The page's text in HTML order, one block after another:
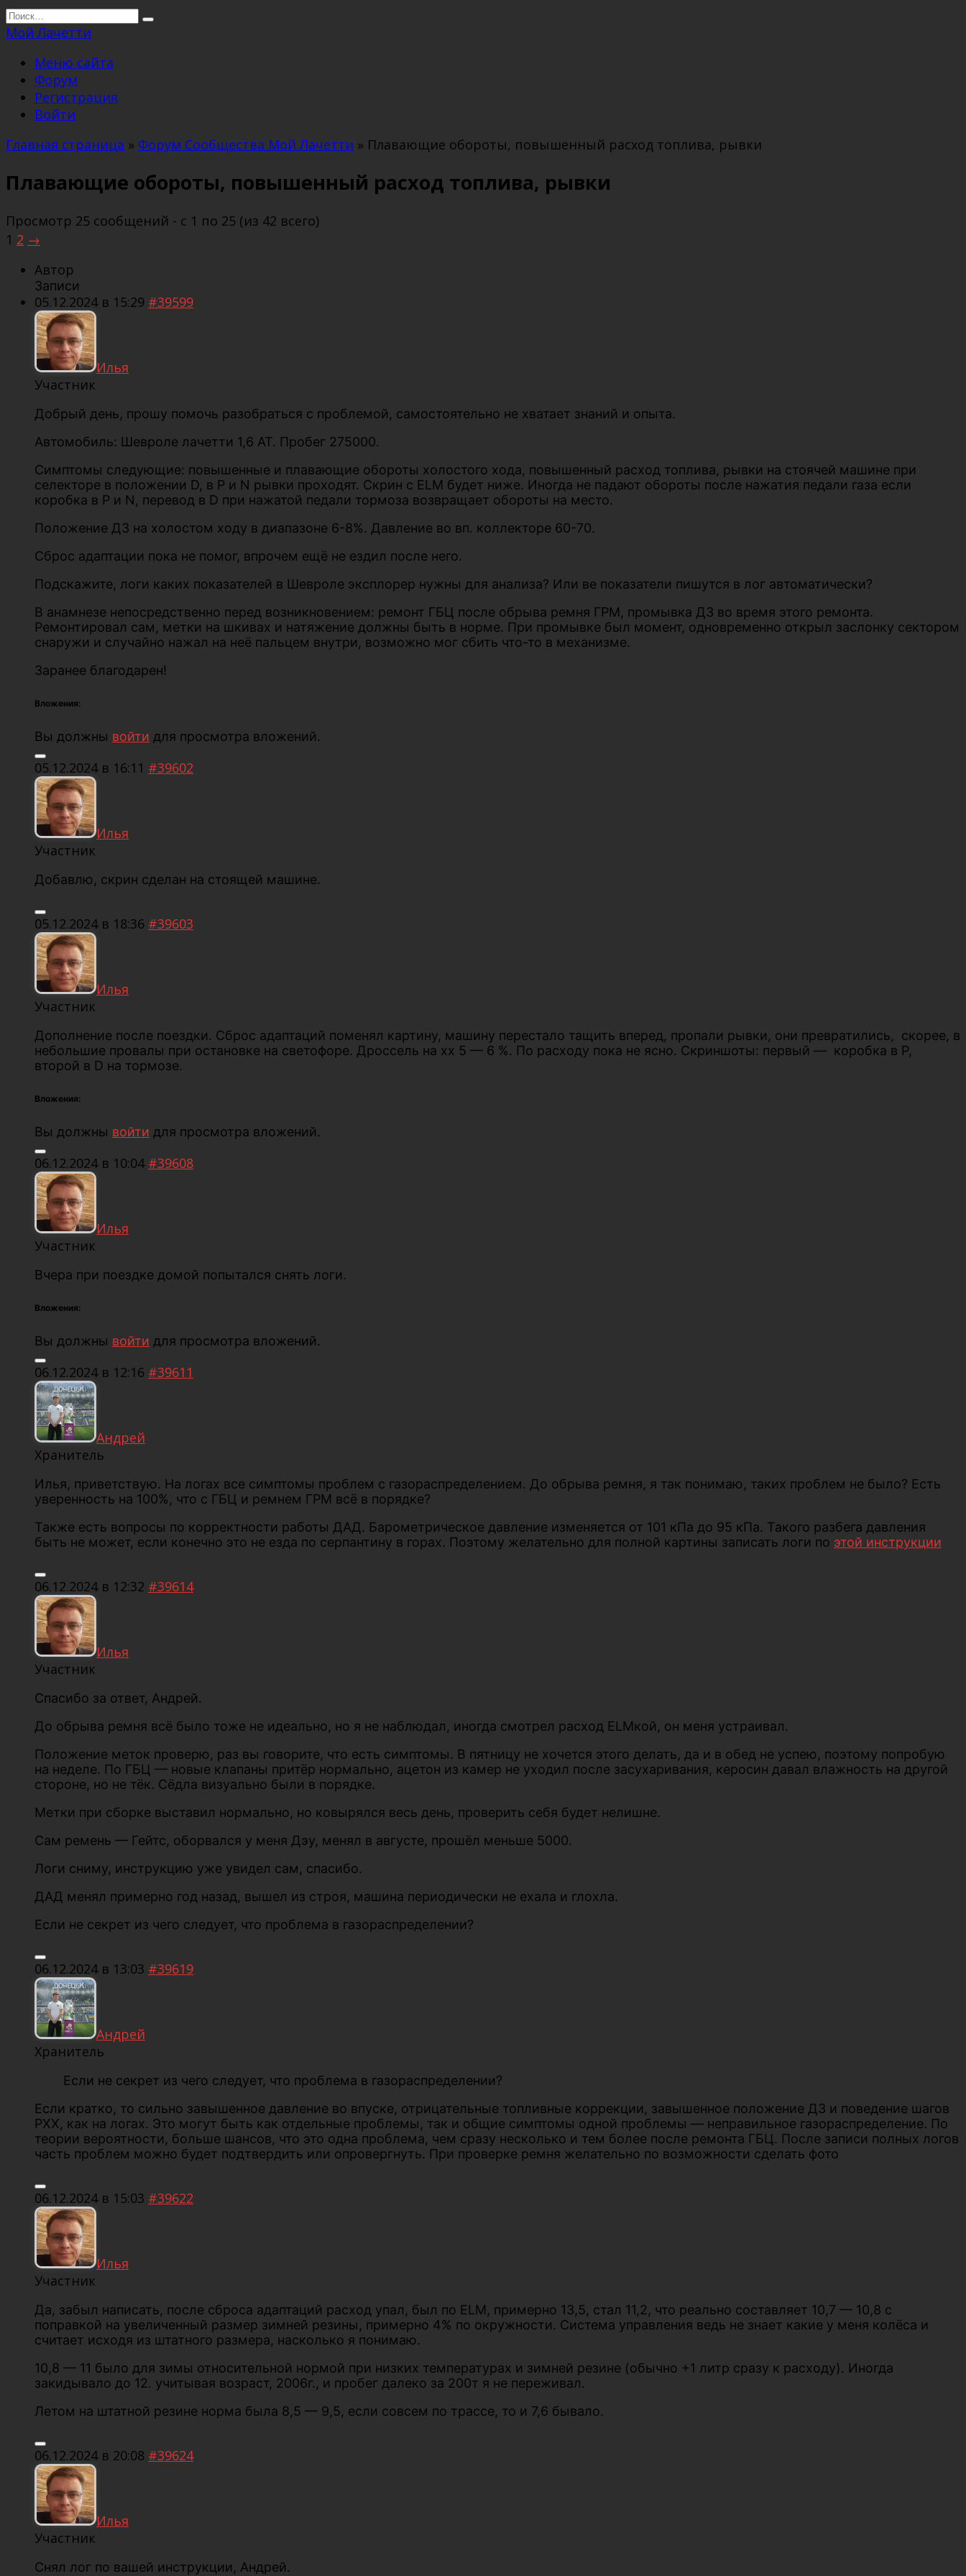
Перейти
к
Search
for:
Мой Лачетти
Меню сайта
Форум
Регистрация
Войти
Главная страница » Форум Сообщества Мой Лачетти » Плавающие обороты, повышенный расход топлива, рывки
Плавающие обороты, повышенный расход топлива, рывки
Просмотр 25 сообщений - с 1 по 25 (из 42 всего)
1 2 →
Автор
Записи
05.12.2024 в 15:29 #39599
Илья
Участник
Добрый день, прошу помочь разобраться с проблемой, самостоятельно не хватает знаний и опыта.
Автомобиль: Шевроле лачетти 1,6 АТ. Пробег 275000.
Симптомы следующие: повышенные и плавающие обороты холостого хода, повышенный расход топлива, рывки на стоячей машине при
селекторе в положении D, в P и N рывки проходят. Скрин с ELM будет ниже. Иногда не падают обороты после нажатия педали газа если
коробка в P и N, перевод в D при нажатой педали тормоза возвращает обороты на место.
Положение ДЗ на холостом ходу в диапазоне 6-8%. Давление во вп. коллекторе 60-70.
Сброс адаптации пока не помог, впрочем ещё не ездил после него.
Подскажите, логи каких показателей в Шевроле эксплорер нужны для анализа? Или ве показатели пишутся в лог автоматически?
В анамнезе непосредственно перед возникновением: ремонт ГБЦ после обрыва ремня ГРМ, промывка ДЗ во время этого ремонта.
Ремонтировал сам, метки на шкивах и натяжение должны быть в норме. При промывке был момент, одновременно открыл заслонку сектором
снаружи и случайно нажал на неё пальцем внутри, возможно мог сбить что-то в механизме.
Заранее благодарен!
Вложения:
Вы должны войти для просмотра вложений.
05.12.2024 в 16:11 #39602
Илья
Участник
Добавлю, скрин сделан на стоящей машине.
05.12.2024 в 18:36 #39603
Илья
Участник
Дополнение после поездки. Сброс адаптаций поменял картину, машину перестало тащить вперед, пропали рывки, они превратились, скорее, в
небольшие провалы при остановке на светофоре. Дроссель на хх 5 — 6 %. По расходу пока не ясно. Скриншоты: первый — коробка в Р,
второй в D на тормозе.
Вложения:
Вы должны войти для просмотра вложений.
06.12.2024 в 10:04 #39608
Илья
Участник
Вчера при поездке домой попытался снять логи.
Вложения:
Вы должны войти для просмотра вложений.
06.12.2024 в 12:16 #39611
Андрей
Хранитель
Илья, приветствую. На логах все симптомы проблем с газораспределением. До обрыва ремня, я так понимаю, таких проблем не было? Есть
уверенность на 100%, что с ГБЦ и ремнем ГРМ всё в порядке?
Также есть вопросы по корректности работы ДАД. Барометрическое давление изменяется от 101 кПа до 95 кПа. Такого разбега давления
быть не может, если конечно это не езда по серпантину в горах. Поэтому желательно для полной картины записать логи по этой инструкции
06.12.2024 в 12:32 #39614
Илья
Участник
Спасибо за ответ, Андрей.
До обрыва ремня всё было тоже не идеально, но я не наблюдал, иногда смотрел расход ELMкой, он меня устраивал.
Положение меток проверю, раз вы говорите, что есть симптомы. В пятницу не хочется этого делать, да и в обед не успею, поэтому попробую
на неделе. По ГБЦ — новые клапаны притёр нормально, ацетон из камер не уходил после засухаривания, керосин давал влажность на другой
стороне, но не тёк. Сёдла визуально были в порядке.
Метки при сборке выставил нормально, но ковырялся весь день, проверить себя будет нелишне.
Сам ремень — Гейтс, оборвался у меня Дэу, менял в августе, прошёл меньше 5000.
Логи сниму, инструкцию уже увидел сам, спасибо.
ДАД менял примерно год назад, вышел из строя, машина периодически не ехала и глохла.
Если не секрет из чего следует, что проблема в газораспределении?
06.12.2024 в 13:03 #39619
Андрей
Хранитель
Если не секрет из чего следует, что проблема в газораспределении?
Если кратко, то сильно завышенное давление во впуске, отрицательные топливные коррекции, завышенное положение ДЗ и поведение шагов
РХХ, как на логах. Это могут быть как отдельные проблемы, так и общие симптомы одной проблемы — неправильное газораспределение. По
теории вероятности, больше шансов, что это одна проблема, чем сразу несколько и тем более после ремонта ГБЦ. После записи полных логов
часть проблем можно будет подтвердить или опровергнуть. При проверке ремня желательно по возможности сделать фото
06.12.2024 в 15:03 #39622
Илья
Участник
Да, забыл написать, после сброса адаптаций расход упал, был по ELM, примерно 13,5, стал 11,2, что реально составляет 10,7 — 10,8 с
поправкой на увеличенный размер зимней резины, примерно 4% по окружности. Система управления ведь не знает какие у меня колёса и
считает исходя из штатного размера, насколько я понимаю.
10,8 — 11 было для зимы относительной нормой при низких температурах и зимней резине (обычно +1 литр сразу к расходу). Иногда
закидывало до 12. учитывая возраст, 2006г., и пробег далеко за 200т я не переживал.
Летом на штатной резине норма была 8,5 — 9,5, если совсем по трассе, то и 7,6 бывало.
06.12.2024 в 20:08 #39624
Илья
Участник
Снял лог по вашей инструкции, Андрей.